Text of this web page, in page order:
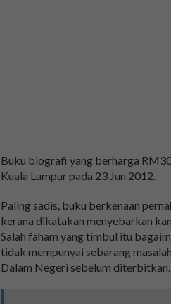
Buku biografi yang berharga
Kuala Lumpur pada 23 Jun 2012.
Paling sadis, buku berkenaan
kerana dikatakan menyebarkan
Salah faham yang timbul itu
tidak mempunyai sebarang
Dalam Negeri sebelum diterbitkan.